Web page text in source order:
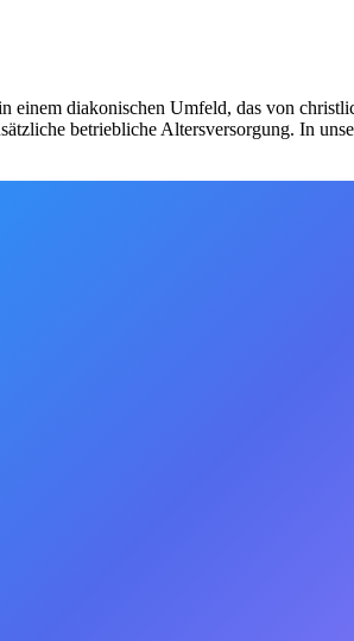
einem diakonischen Umfeld, das von
betriebliche Altersversorgung. In